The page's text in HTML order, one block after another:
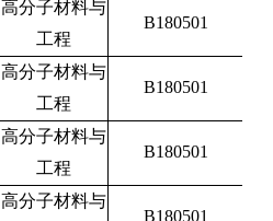
高分子材料与
工程
B180501
高分子材料与
工程
B180501
高分子材料与
工程
B180501
高分子材料与
B180501